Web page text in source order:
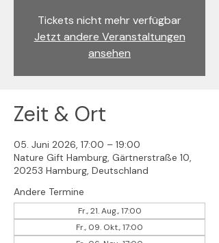
Tickets nicht mehr verfügbar
Jetzt andere Veranstaltungen
ansehen
Zeit & Ort
05. Juni 2026, 17:00 – 19:00
Nature Gift Hamburg, Gärtnerstraße 10,
20253 Hamburg, Deutschland
Andere Termine
Fr., 21. Aug., 17:00
Fr., 09. Okt., 17:00